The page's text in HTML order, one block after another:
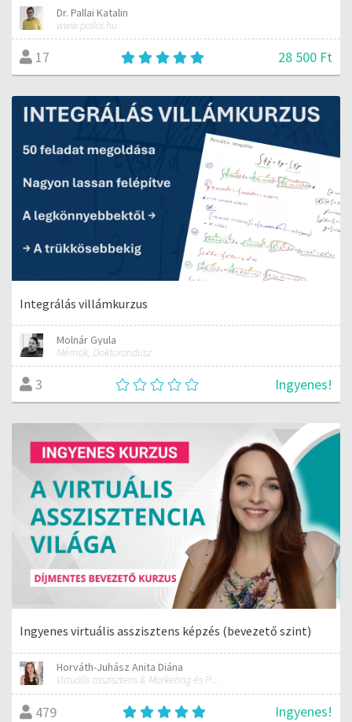
Dr. Pallai Katalin
www.pallai.hu
17 28 500 Ft
Integrálás villámkurzus
Molnár Gyula
Mérnök, Doktorandusz
3 Ingyenes!
Ingyenes virtuális asszisztens képzés (bevezető szint)
Horváth-Juhász Anita Diána
Virtuális asszisztens & Marketing és PR szakember
479 Ingyenes!